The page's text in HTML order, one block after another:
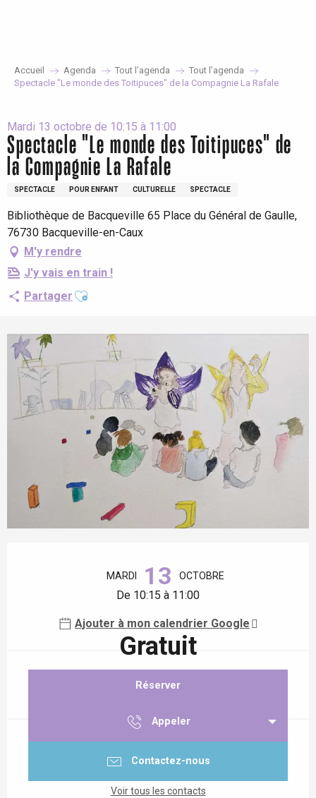
Accueil Agenda Tout l’agenda
Tout l’agenda
Spectacle "Le monde des Toitipuces" de la Compagnie La Rafale
Mardi 13 octobre de 10:15 à 11:00
Spectacle "Le monde des Toitipuces" de
la Compagnie La Rafale
SPECTACLE POUR ENFANT CULTURELLE SPECTACLE
Bibliothèque de Bacqueville 65 Place du Général de Gaulle,
76730 Bacqueville-en-Caux
M'y rendre
J'y vais en train !
Partager Ajouter aux favoris
MARDI 13 OCTOBRE
De 10:15 à 11:00
Ajouter à mon calendrier Google
Gratuit
Réserver
Appeler
Contactez-nous
Voir tous les contacts